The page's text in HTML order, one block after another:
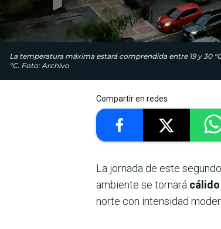
La temperatura máxima estará comprendida entre 19 y 30
°C. Foto: Archivo
Compartir en redes
La jornada de este
ambiente se tornará
norte con intensidad